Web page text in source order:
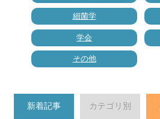
細菌学
学会
その他
新着記事 カテゴリ別